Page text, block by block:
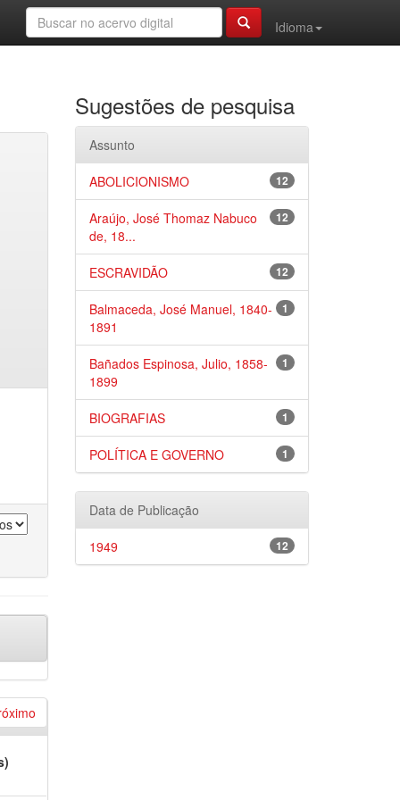
Idioma
Sugestões de pesquisa
Assunto
12
ABOLICIONISMO
12
Araújo, José Thomaz Nabuco
de, 18...
12
ESCRAVIDÃO
1
Balmaceda, José Manuel, 1840-
1891
1
Bañados Espinosa, Julio, 1858-
1899
1
BIOGRAFIAS
1
POLÍTICA E GOVERNO
Data de Publicação
12
1949